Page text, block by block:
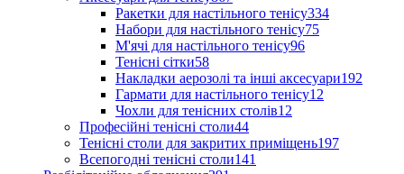
Ракетки для настільного тенісу334
Набори для настільного тенісу75
М'ячі для настільного тенісу96
Тенісні сітки58
Накладки аерозолі та інші аксесуари192
Гармати для настільного тенісу12
Чохли для тенісних столів12
Професійні тенісні столи44
Тенісні столи для закритих приміщень197
Всепогодні тенісні столи141